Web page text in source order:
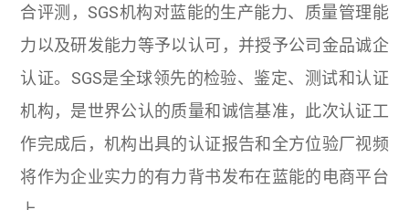
合评测，SGS机构对蓝能的生产能力、质量管理能
力以及研发能力等予以认可，并授予公司金品诚企
认证。SGS是全球领先的检验、鉴定、测试和认证
机构，是世界公认的质量和诚信基准，此次认证工
作完成后，机构出具的认证报告和全方位验厂视频
将作为企业实力的有力背书发布在蓝能的电商平台